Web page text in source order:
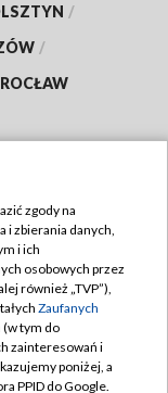
/
/
zgody na
i zbierania danych,
i ich
osobowych przez
również „TVP”),
Zaufanych
(w tym do
zainteresowań i
poniżej, a
PPID do Google.